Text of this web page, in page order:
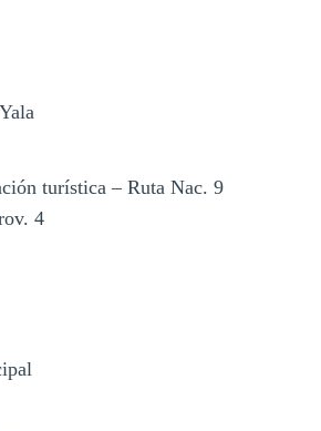
turística – Ruta Nac. 9
4